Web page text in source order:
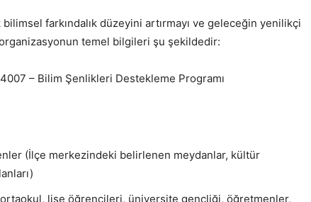
farkındalık düzeyini artırmayı ve geleceğin yenilikçi
temel bilgileri şu şekildedir:
– Bilim Şenlikleri Destekleme Programı
(İlçe merkezindeki belirlenen meydanlar, kültür
lise öğrencileri, üniversite gençliği, öğretmenler,